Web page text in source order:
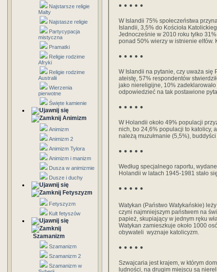
Najstarsze religie
Malty
Najstasze religie
Partycypacja
mistyczna
Pramatki
Religie rodzime
Afryki
Religie rodzime
Australii
Wierzenia
pierwotne
Święte kamienie
Animizm
Animizm
Animizm 2
Animizm Tylora
Animizm i manizm
Dusza w animizmie
Dusze i duchy
Fetyszyzm
Fetyszyzm
Kult fetyszów
Szamanizm
Szamanizm
Szamanizm 2
Szamanizm w
• • • • •
W Islandii 75% społeczeństwa
Islandii, 3,5% do Kościoła
Jednocześnie w 2010 roku tylko
ponad 50% wierzy w istnienie elfów.
• • • • •
W Islandii na pytanie, czy uważa
ateistę, 57% respondentów
jako niereligijne, 10%
odpowiedzieć na tak postawione
• • • • •
W Holandii około 49% populacji
nich, bo 24,6% populacji to katolicy,
należą muzułmanie (5,5%),
• • • • •
Według specjalnego raportu,
Holandii w latach 1945-1981 stało
• • • • •
Watykan (Państwo Watykańskie)
czyni najmniejszym państwem na
papież, skupiający w jednym ręku
Watykan zamieszkuje około 1000
obywateli wyznaje katolicyzm.
• • • • •
Szwajcaria jest krajem, w którym
ludności, na drugim miejscu są